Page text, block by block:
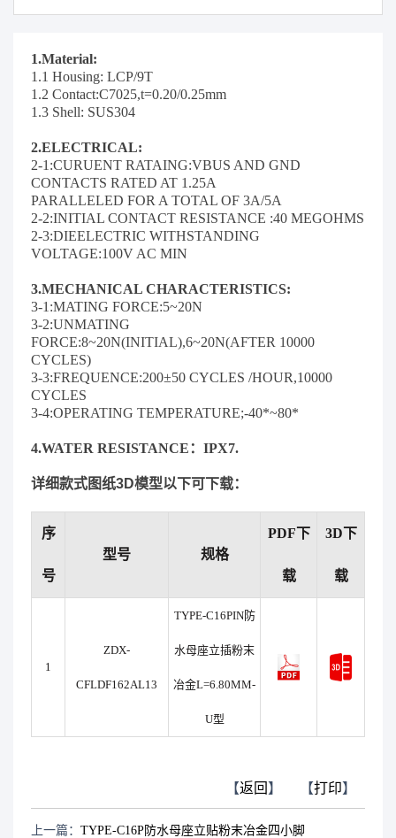
1.Material:
1.1 Housing: LCP/9T
1.2 Contact:C7025,t=0.20/0.25mm
1.3 Shell: SUS304
2.ELECTRICAL:
2-1:CURUENT RATAING:VBUS AND GND
CONTACTS RATED AT 1.25A
PARALLELED FOR A TOTAL OF 3A/5A
2-2:INITIAL CONTACT RESISTANCE :40 MEGOHMS
2-3:DIEELECTRIC WITHSTANDING
VOLTAGE:100V AC MIN
3.MECHANICAL CHARACTERISTICS:
3-1:MATING FORCE:5~20N
3-2:UNMATING
FORCE:8~20N(INITIAL),6~20N(AFTER 10000
CYCLES)
3-3:FREQUENCE:200±50 CYCLES /HOUR,10000
CYCLES
3-4:OPERATING TEMPERATURE;-40*~80*
4.WATER RESISTANCE：IPX7.
详细款式图纸3D模型以下可下载：
序
号
型号 规格
PDF下
载
3D下
载
1
ZDX-
CFLDF162AL13
TYPE-C16PIN防
水母座立插粉末
冶金L=6.80MM-
U型
【打印】
【返回 】
上一篇： TYPE-C16P防水母座立贴粉末冶金四小脚